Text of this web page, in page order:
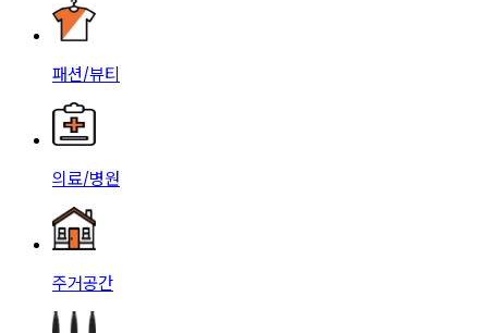
패션/뷰티
의료/병원
주거공간